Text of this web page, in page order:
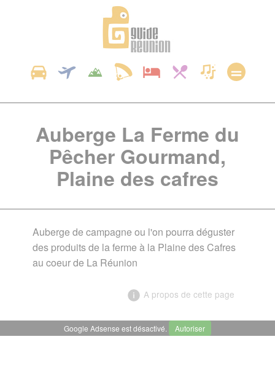
Auberge La Ferme du
Pêcher Gourmand,
Plaine des cafres
Auberge de campagne ou l'on pourra déguster
des produits de la ferme à la Plaine des Cafres
au coeur de La Réunion
A propos de cette page
Google Adsense est désactivé. Autoriser
Panneau de gestion des cookies